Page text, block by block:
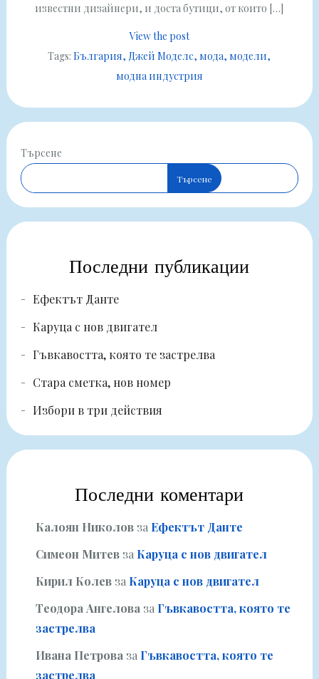
известни дизайнери, и доста бутици, от които […]
View the post
Tags:България Джей Моделс мода модели
модна индустрия
Търсене
Търсене
Последни публикации
Ефектът Данте
Каруца с нов двигател
Гъвкавостта, която те застрелва
Стара сметка, нов номер
Избори в три действия
Последни коментари
Калоян Николовза Ефектът Данте
Симеон Митевза Каруца с нов двигател
Кирил Колевза Каруца с нов двигател
Теодора Ангелова за Гъвкавостта, която те
застрелва
Ивана Петрова за Гъвкавостта, която те
застрелва